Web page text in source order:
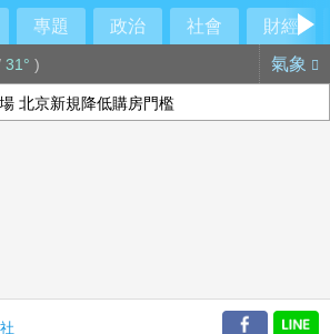
專題 政治 社會
財經
31° ) 氣象
北京新規降低購房門檻